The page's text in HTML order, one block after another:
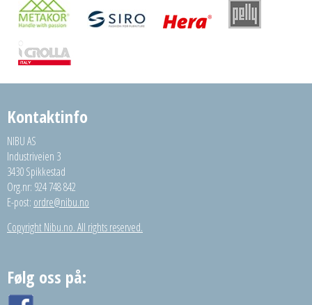
Kontaktinfo
NIBU AS
Industriveien 3
3430 Spikkestad
Org.nr: 924 748 842
E-post: ordre@nibu.no
Copyright Nibu.no. All rights reserved.
Følg oss på: